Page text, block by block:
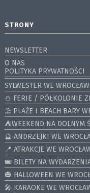
STRONY
NEWSLETTER
O NAS
POLITYKA PRYWATNOŚCI
SYLWESTER WE
⛄️ FERIE / PÓŁKOLONIE
⛱️ PLAŻE I BEACH BARY
⛺️WEEKEND NA DOLNYM
🔮 ANDRZEJKI WE
📍 ATRAKCJE WE
🎟️ BILETY NA
🎃 HALLOWEEN WE
🎤 KARAOKE WE